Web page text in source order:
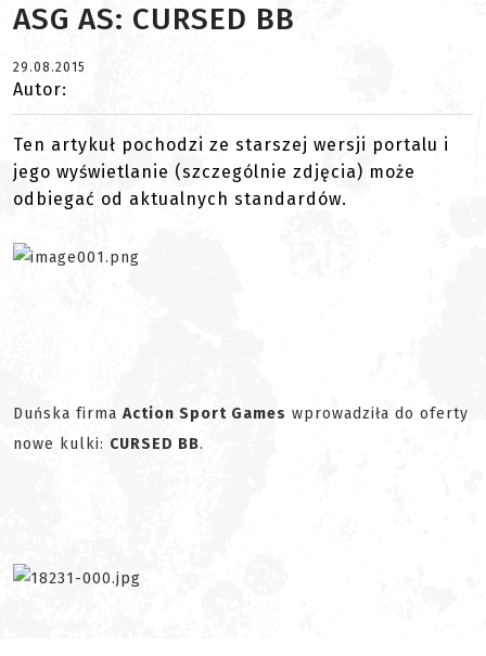
ASG AS: CURSED BB
29.08.2015
Autor:
Ten artykuł pochodzi ze starszej wersji portalu i
jego wyświetlanie (szczególnie zdjęcia) może
odbiegać od aktualnych standardów.
Duńska firma Action Sport Games wprowadziła do oferty
nowe kulki: CURSED BB.